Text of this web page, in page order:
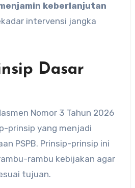
keberlanjutan
intervensi jangka
Dasar
Nomor 3 Tahun 2026
prinsip yang menjadi
PSPB. Prinsip-prinsip ini
rambu kebijakan agar
tujuan.